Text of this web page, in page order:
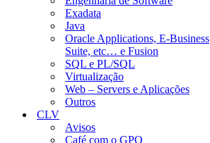
Exadata
Java
Oracle Applications, E-Business
Suite, etc… e Fusion
SQL e PL/SQL
Virtualização
Web – Servers e Aplicações
Outros
CLV
Avisos
Café com o GPO